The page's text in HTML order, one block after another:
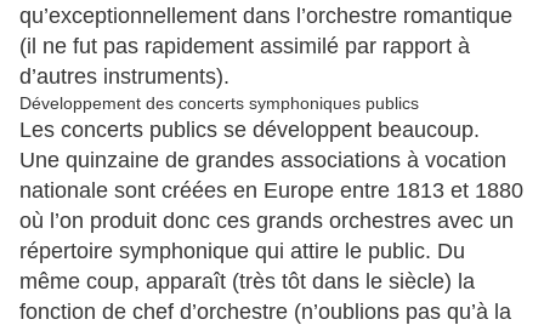
qu’exceptionnellement dans l’orchestre romantique
(il ne fut pas rapidement assimilé par rapport à
d’autres instruments).
Développement des concerts symphoniques publics
Les concerts publics se développent beaucoup.
Une quinzaine de grandes associations à vocation
nationale sont créées en Europe entre 1813 et 1880
où l’on produit donc ces grands orchestres avec un
répertoire symphonique qui attire le public. Du
même coup, apparaît (très tôt dans le siècle) la
fonction de chef d’orchestre (n’oublions pas qu’à la